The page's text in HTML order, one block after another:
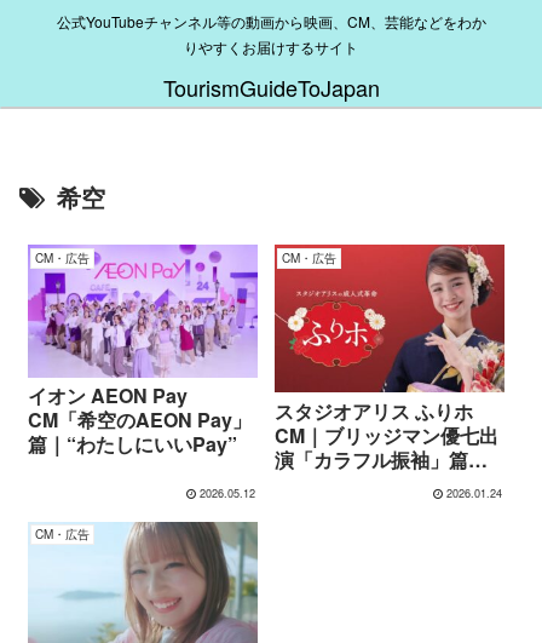
公式YouTubeチャンネル等の動画から映画、CM、芸能などをわか
りやすくお届けするサイト
TourismGuideToJapan
希空
CM・広告
イオン AEON Pay
CM「希空のAEON Pay」
篇｜“わたしにいいPay”
2026.05.12
CM・広告
スタジオアリス ふりホ
CM｜ブリッジマン優七出
演「カラフル振袖」篇と
2026.01.24
CM・広告